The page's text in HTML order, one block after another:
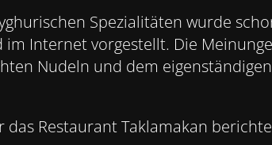
Spezialitäten wurde
im Internet vorgestellt. Die
Nudeln und dem
das Restaurant Taklamakan